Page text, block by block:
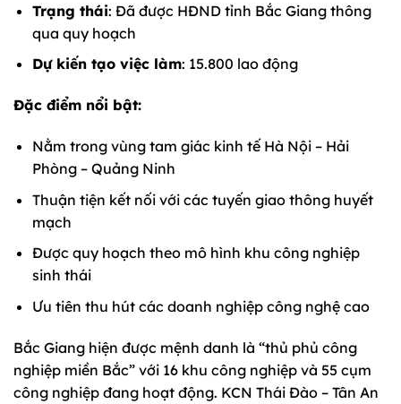
Trạng thái: Đã được HĐND tỉnh Bắc Giang thông
qua quy hoạch
Dự kiến tạo việc làm: 15.800 lao động
Đặc điểm nổi bật:
Nằm trong vùng tam giác kinh tế Hà Nội – Hải
Phòng – Quảng Ninh
Thuận tiện kết nối với các tuyến giao thông huyết
mạch
Được quy hoạch theo mô hình khu công nghiệp
sinh thái
Ưu tiên thu hút các doanh nghiệp công nghệ cao
Bắc Giang hiện được mệnh danh là “thủ phủ công
nghiệp miền Bắc” với 16 khu công nghiệp và 55 cụm
công nghiệp đang hoạt động. KCN Thái Đào – Tân An